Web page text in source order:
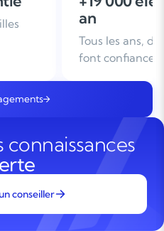
nous
Leader du
domicile en
connaissances
conseiller